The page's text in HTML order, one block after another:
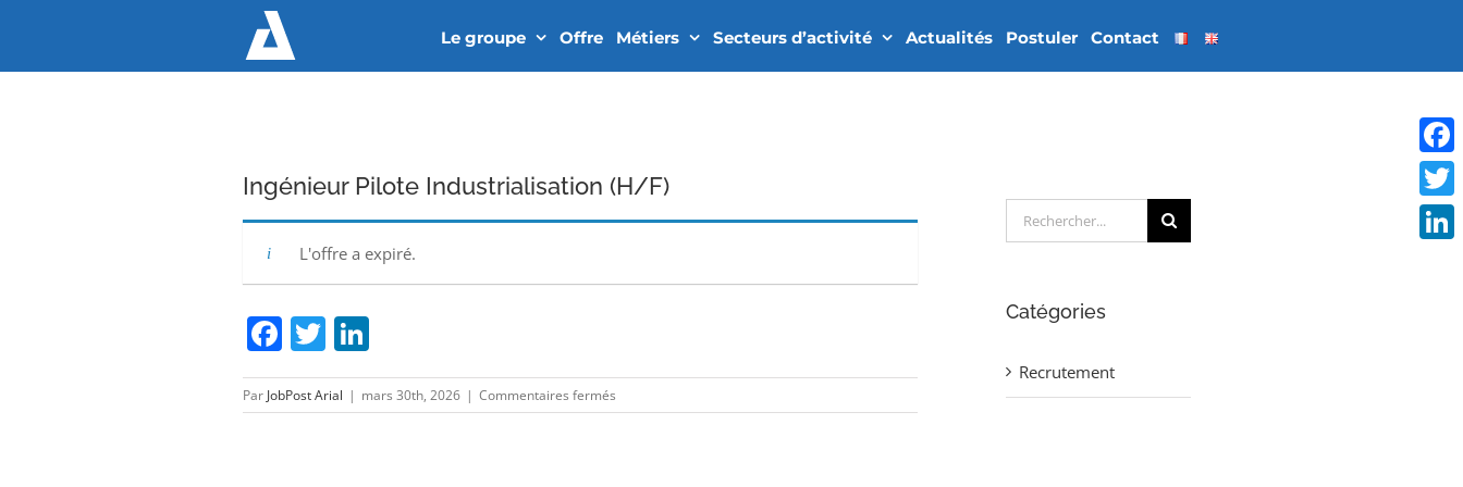
contenu
Le groupe Offre Métiers Secteurs d’activité Actualités Postuler Contact
Ingénieur Pilote Industrialisation (H/F)
L'offre a expiré.
Facebook
TwitterLinkedIn
Par JobPost Arial | mars 30th, 2026 | Commentaires ferméssur
Ingénieur
Rechercher:
Catégories
Recrutement